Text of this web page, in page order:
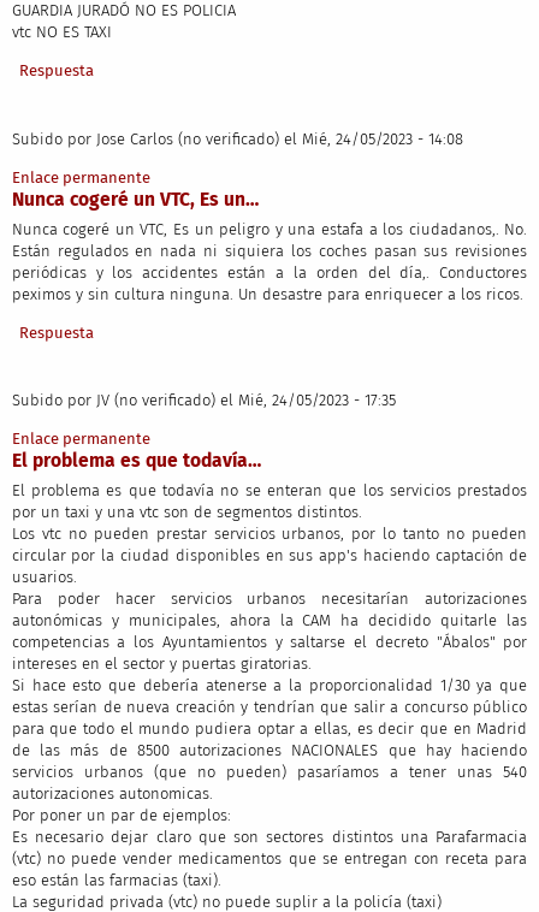
GUARDIA JURADÓ NO ES POLICIA
vtc NO ES TAXI
Respuesta
Subido por Jose Carlos (no verificado) el Mié, 24/05/2023 - 14:08
Enlace permanente
Nunca cogeré un VTC, Es un…
Nunca cogeré un VTC, Es un peligro y una estafa a los ciudadanos,. No.
Están regulados en nada ni siquiera los coches pasan sus revisiones
periódicas y los accidentes están a la orden del día,. Conductores
peximos y sin cultura ninguna. Un desastre para enriquecer a los ricos.
Respuesta
Subido por JV (no verificado) el Mié, 24/05/2023 - 17:35
Enlace permanente
El problema es que todavía…
El problema es que todavía no se enteran que los servicios prestados
por un taxi y una vtc son de segmentos distintos.
Los vtc no pueden prestar servicios urbanos, por lo tanto no pueden
circular por la ciudad disponibles en sus app's haciendo captación de
usuarios.
Para poder hacer servicios urbanos necesitarían autorizaciones
autonómicas y municipales, ahora la CAM ha decidido quitarle las
competencias a los Ayuntamientos y saltarse el decreto "Ábalos" por
intereses en el sector y puertas giratorias.
Si hace esto que debería atenerse a la proporcionalidad 1/30 ya que
estas serían de nueva creación y tendrían que salir a concurso público
para que todo el mundo pudiera optar a ellas, es decir que en Madrid
de las más de 8500 autorizaciones NACIONALES que hay haciendo
servicios urbanos (que no pueden) pasaríamos a tener unas 540
autorizaciones autonomicas.
Por poner un par de ejemplos:
Es necesario dejar claro que son sectores distintos una Parafarmacia
(vtc) no puede vender medicamentos que se entregan con receta para
eso están las farmacias (taxi).
La seguridad privada (vtc) no puede suplir a la policía (taxi)